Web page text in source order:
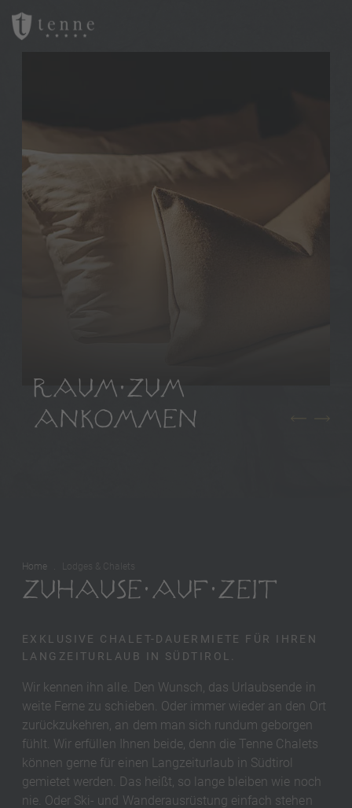
RAUM ZUM
ANKOMMEN
Home Lodges & Chalets
ZUHAUSE AUF ZEIT
EXKLUSIVE CHALET-DAUERMIETE FÜR IHREN
LANGZEITURLAUB IN SÜDTIROL.
Wir kennen ihn alle. Den Wunsch, das Urlaubsende in
weite Ferne zu schieben. Oder immer wieder an den Ort
zurückzukehren, an dem man sich rundum geborgen
fühlt. Wir erfüllen Ihnen beide, denn die Tenne Chalets
können gerne für einen Langzeiturlaub in Südtirol
gemietet werden. Das heißt, so lange bleiben wie noch
nie. Oder Ski- und Wanderausrüstung einfach stehen